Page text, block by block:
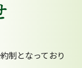
制となっており